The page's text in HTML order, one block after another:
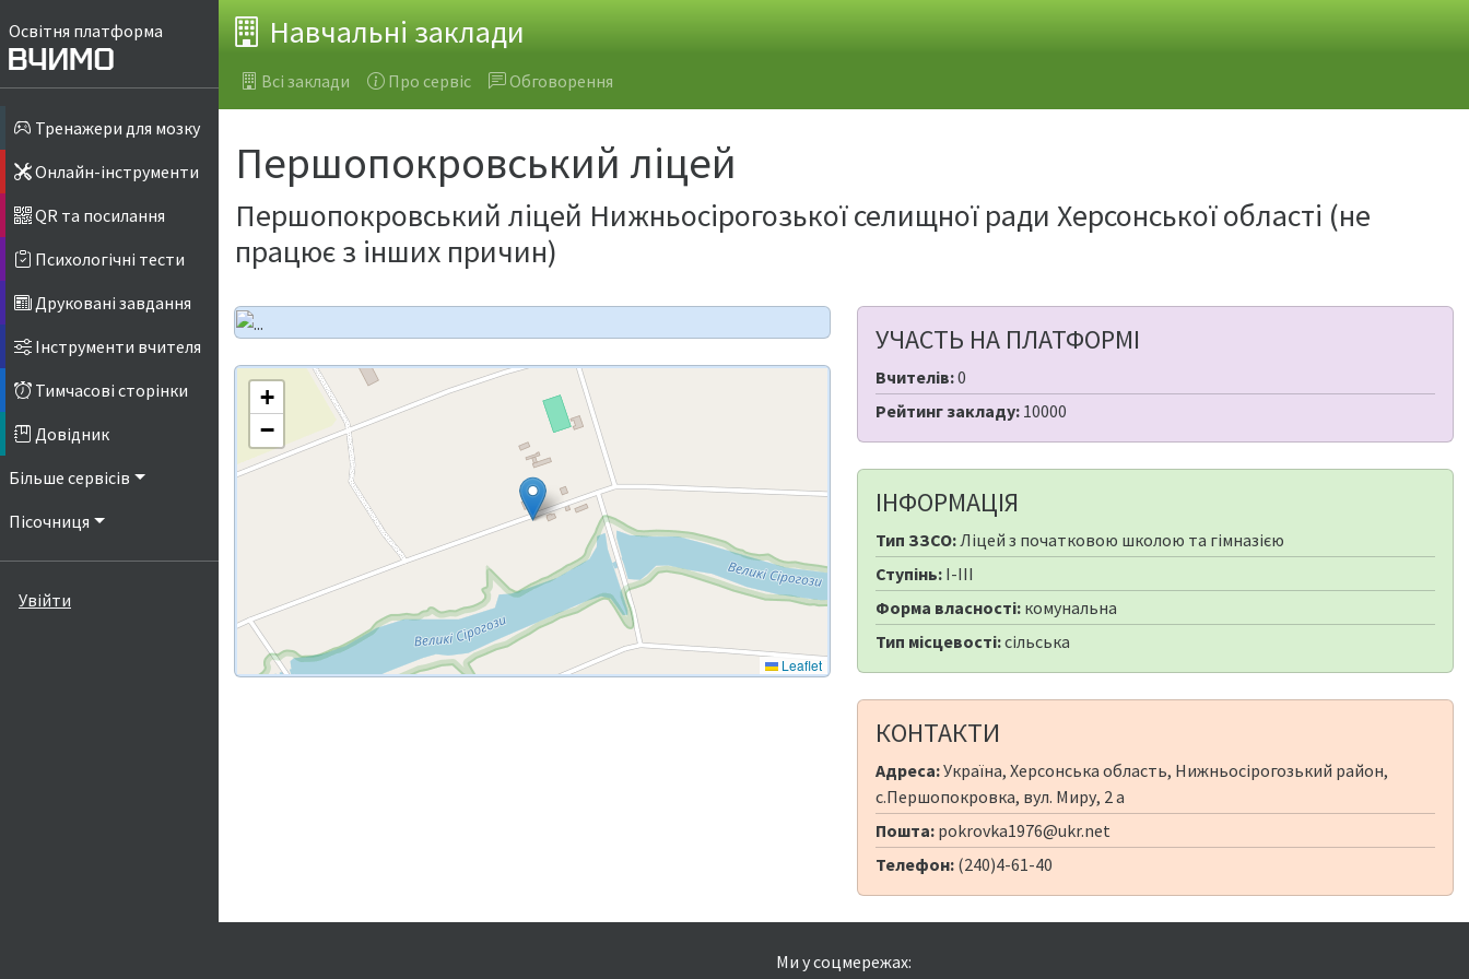
Освітня платформа
Тренажери для мозку
Онлайн-інструменти
QR та посилання
Психологічні тести
Друковані завдання
Інструменти вчителя
Тимчасові сторінки
Довідник
Більше сервісів
Пісочниця
Увійти
Навчальні заклади
Всі заклади Про сервіс Обговорення
Першопокровський ліцей
Першопокровський ліцей Нижньосірогозької селищної ради Херсонської області (не
працює з інших причин)
+
−
Leaflet
УЧАСТЬ НА ПЛАТФОРМІ
Вчителів:0
Рейтинг закладу: 10000
ІНФОРМАЦІЯ
Тип ЗЗСО:Ліцей з початковою школою та гімназією
Ступінь: I-III
Форма власності: комунальна
Тип місцевості:сільська
КОНТАКТИ
Адреса:Україна, Херсонська область, Нижньосірогозький район,
с.Першопокровка, вул. Миру, 2 а
Пошта: pokrovka1976@ukr.net
Телефон: (240)4-61-40
Ми у соцмережах: